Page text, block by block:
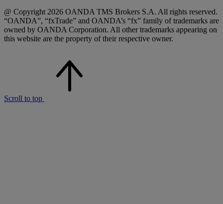
@ Copyright 2026 OANDA TMS Brokers S.A. All rights reserved.
“OANDA”, “fxTrade” and OANDA’s “fx” family of trademarks are
owned by OANDA Corporation. All other trademarks appearing on
this website are the property of their respective owner.
Scroll to top